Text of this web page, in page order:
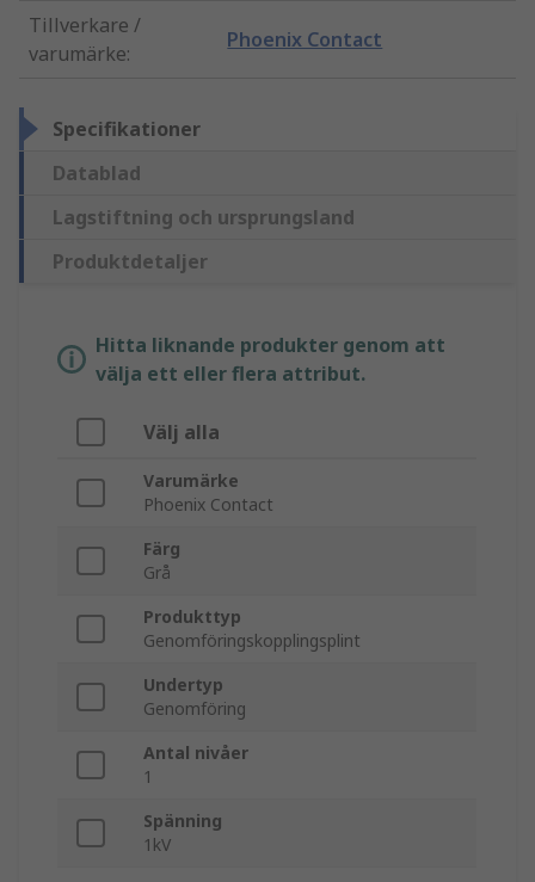
Tillverkare /
varumärke:
Phoenix Contact
Specifikationer
Datablad
Lagstiftning och ursprungsland
Produktdetaljer
Hitta liknande produkter genom att
välja ett eller flera attribut.
Välj alla
Varumärke
Phoenix Contact
Färg
Grå
Produkttyp
Genomföringskopplingsplint
Undertyp
Genomföring
Antal nivåer
1
Spänning
1kV